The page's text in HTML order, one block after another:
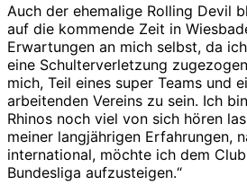
Auch der ehemalige Rolling Devil
auf die kommende Zeit in
Erwartungen an mich selbst, da
eine Schulterverletzung
mich, Teil eines super Teams und
arbeitenden Vereins zu sein. Ich
Rhinos noch viel von sich hören
meiner langjährigen Erfahrungen,
international, möchte ich dem
Bundesliga aufzusteigen.“